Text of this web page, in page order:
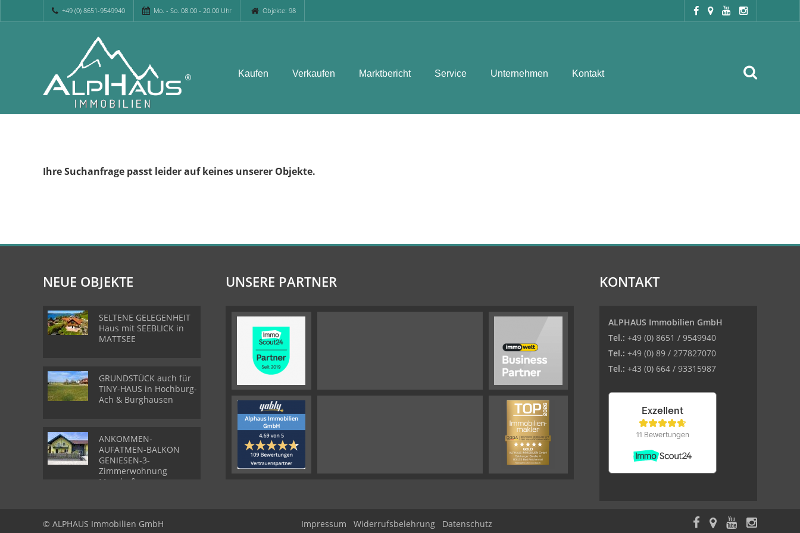
+49 (0) 8651-9549940 Mo. - So. 08.00 - 20.00 Uhr Objekte: 98
Kaufen Verkaufen Marktbericht Service Unternehmen Kontakt
Ihre Suchanfrage passt leider auf keines unserer Objekte.
NEUE OBJEKTE
SELTENE GELEGENHEIT
Haus mit SEEBLICK in
MATTSEE
GRUNDSTÜCK auch für
TINY-HAUS in Hochburg-
Ach & Burghausen
ANKOMMEN-
AUFATMEN-BALKON
GENIESEN-3-
Zimmerwohnung
Munderfing
UNSERE PARTNER KONTAKT
ALPHAUS Immobilien GmbH
Tel.: +49 (0) 8651 / 9549940
Tel.: +49 (0) 89 / 277827070
Tel.: +43 (0) 664 / 93315987
© ALPHAUS Immobilien GmbH Impressum Widerrufsbelehrung Datenschutz